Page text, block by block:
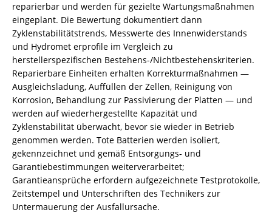
reparierbar und werden für gezielte Wartungsmaßnahmen
eingeplant. Die Bewertung dokumentiert dann
Zyklenstabilitätstrends, Messwerte des Innenwiderstands
und Hydromet erprofile im Vergleich zu
herstellerspezifischen Bestehens-/Nichtbestehenskriterien.
Reparierbare Einheiten erhalten Korrekturmaßnahmen —
Ausgleichsladung, Auffüllen der Zellen, Reinigung von
Korrosion, Behandlung zur Passivierung der Platten — und
werden auf wiederhergestellte Kapazität und
Zyklenstabilität überwacht, bevor sie wieder in Betrieb
genommen werden. Tote Batterien werden isoliert,
gekennzeichnet und gemäß Entsorgungs‑ und
Garantiebestimmungen weiterverarbeitet;
Garantieansprüche erfordern aufgezeichnete Testprotokolle,
Zeitstempel und Unterschriften des Technikers zur
Untermauerung der Ausfallursache.